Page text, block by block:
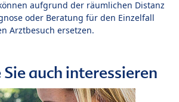
aufgrund der räumlichen Distanz
oder Beratung für den Einzelfall
Arztbesuch ersetzen.
auch interessieren